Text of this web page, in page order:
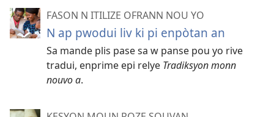
FASON N ITILIZE OFRANN NOU YO
N ap pwodui liv ki pi enpòtan an
Sa mande plis pase sa w panse pou yo rive
tradui, enprime epi relye Tradiksyon monn
nouvo a.